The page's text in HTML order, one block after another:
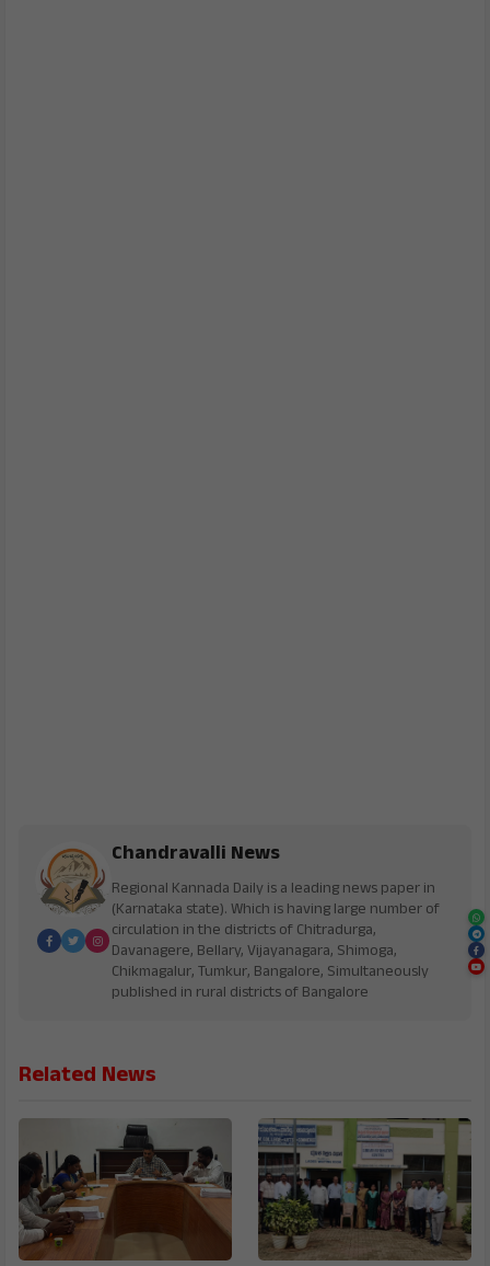
Chandravalli News
Regional Kannada Daily is a leading news paper in
(Karnataka state). Which is having large number of
circulation in the districts of Chitradurga,
Davanagere, Bellary, Vijayanagara, Shimoga,
Chikmagalur, Tumkur, Bangalore, Simultaneously
published in rural districts of Bangalore
Related News